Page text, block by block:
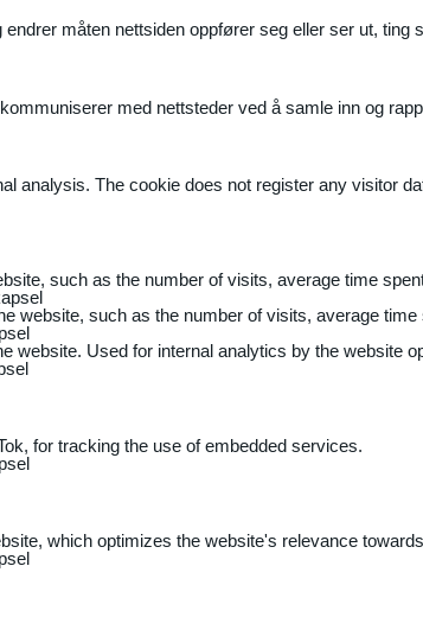
måten nettsiden oppfører seg eller ser ut, ting
med nettsteder ved å samle inn og
analysis. The cookie does not register any visitor
such as the number of visits, average time
website, such as the number of visits, average
website. Used for internal analytics by the website
for tracking the use of embedded services.
which optimizes the website's relevance